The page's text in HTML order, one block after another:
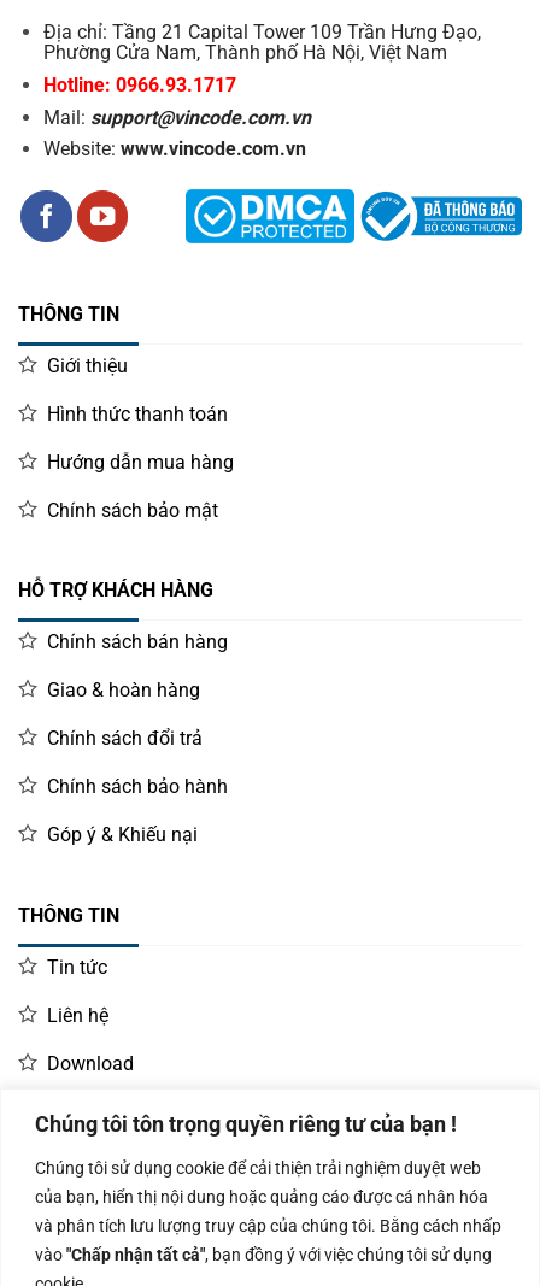
Chúng tôi tôn trọng quyền riêng tư của bạn !
Chúng tôi sử dụng cookie để cải thiện trải nghiệm duyệt web
của bạn, hiển thị nội dung hoặc quảng cáo được cá nhân hóa
và phân tích lưu lượng truy cập của chúng tôi. Bằng cách nhấp
vào"Chấp nhận tất cả", bạn đồng ý với việc chúng tôi sử dụng
Địa chỉ: Tầng 21 Capital Tower 109 Trần Hưng Đạo,
Phường Cửa Nam, Thành phố Hà Nội, Việt Nam
Hotline: 0966.93.1717
Mail: support@vincode.com.vn
Website: www.vincode.com.vn
THÔNG TIN
Giới thiệu
Hình thức thanh toán
Hướng dẫn mua hàng
Chính sách bảo mật
HỖ TRỢ KHÁCH HÀNG
Chính sách bán hàng
Giao & hoàn hàng
Chính sách đổi trả
Chính sách bảo hành
Góp ý & Khiếu nại
THÔNG TIN
Tin tức
Liên hệ
Download
LIÊN HỆ MUA HÀNG
Kinh doanh:
0966.93.1717
KD Dự Án: 0987
835 345
Kế Toán:
0987.919.040